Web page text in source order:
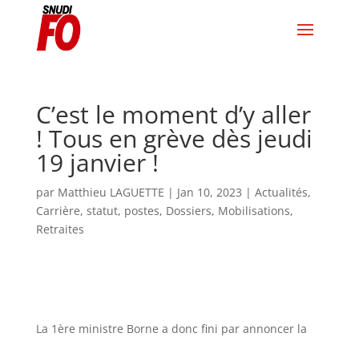
C’est le moment d’y aller
! Tous en grève dès jeudi
19 janvier !
par Matthieu LAGUETTE | Jan 10, 2023 | Actualités,
Carrière, statut, postes, Dossiers, Mobilisations,
Retraites
La 1ère ministre Borne a donc fini par annoncer la